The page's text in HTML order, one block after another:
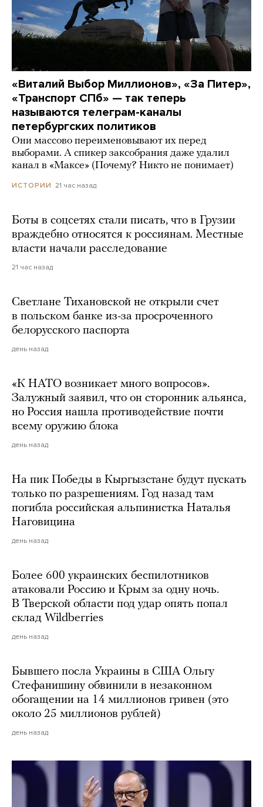
«Виталий Выбор Миллионов», «За Питер»,
«Транспорт СПб» — так теперь
называются телеграм-каналы
петербургских политиков
Они массово переименовывают их перед
выборами. А спикер заксобрания даже удалил
канал в «Максе» (Почему? Никто не понимает)
ИСТОРИИ 21 час назад
Боты в соцсетях стали писать, что в Грузии
враждебно относятся к россиянам. Местные
власти начали расследование
21 час назад
Светлане Тихановской не открыли счет
в польском банке из-за просроченного
белорусского паспорта
день назад
«К НАТО возникает много вопросов».
Залужный заявил, что он сторонник альянса,
но Россия нашла противодействие почти
всему оружию блока
день назад
На пик Победы в Кыргызстане будут пускать
только по разрешениям. Год назад там
погибла российская альпинистка Наталья
Наговицина
день назад
Более 600 украинских беспилотников
атаковали Россию и Крым за одну ночь.
В Тверской области под удар опять попал
склад Wildberries
день назад
Бывшего посла Украины в США Ольгу
Стефанишину обвинили в незаконном
обогащении на 14 миллионов гривен (это
около 25 миллионов рублей)
день назад